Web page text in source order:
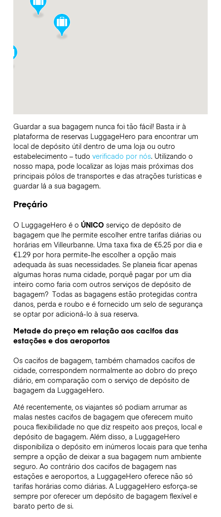
Guardar a sua bagagem nunca foi tão fácil! Basta ir à
plataforma de reservas LuggageHero para encontrar um
local de depósito útil dentro de uma loja ou outro
estabelecimento – tudo verificado por nós. Utilizando o
nosso mapa, pode localizar as lojas mais próximas dos
principais pólos de transportes e das atrações turísticas e
guardar lá a sua bagagem.
Preçário
O LuggageHero é o ÚNICO serviço de depósito de
bagagem que lhe permite escolher entre tarifas diárias ou
horárias em Villeurbanne. Uma taxa fixa de €5.25 por dia e
€1.29 por hora permite-lhe escolher a opção mais
adequada às suas necessidades. Se planeia ficar apenas
algumas horas numa cidade, porquê pagar por um dia
inteiro como faria com outros serviços de depósito de
bagagem? Todas as bagagens estão protegidas contra
danos, perda e roubo e é fornecido um selo de segurança
se optar por adicioná-lo à sua reserva.
Metade do preço em relação aos cacifos das
estações e dos aeroportos
Os cacifos de bagagem, também chamados cacifos de
cidade, correspondem normalmente ao dobro do preço
diário, em comparação com o serviço de depósito de
bagagem da LuggageHero.
Até recentemente, os viajantes só podiam arrumar as
malas nestes cacifos de bagagem que oferecem muito
pouca flexibilidade no que diz respeito aos preços, local e
depósito de bagagem. Além disso, a LuggageHero
disponibiliza o depósito em inúmeros locais para que tenha
sempre a opção de deixar a sua bagagem num ambiente
seguro. Ao contrário dos cacifos de bagagem nas
estações e aeroportos, a LuggageHero oferece não só
tarifas horárias como diárias. A LuggageHero esforça-se
sempre por oferecer um depósito de bagagem flexível e
barato perto de si.